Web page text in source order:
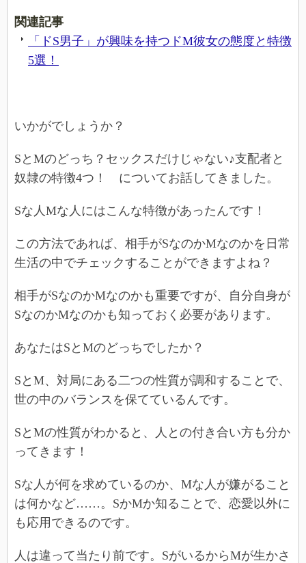
関連記事
「ドS男子」が興味を持つドM彼女の態度と特徴
5選！
いかがでしょうか？
SとMのどっち？セックスだけじゃない♪支配者と
奴隷の特徴4つ！ についてお話してきました。
Sな人Mな人にはこんな特徴があったんです！
この方法であれば、相手がSなのかMなのかを日常
生活の中でチェックすることができますよね？
相手がSなのかMなのかも重要ですが、自分自身が
SなのかMなのかも知っておく必要があります。
あなたはSとMのどっちでしたか？
SとM、対局にある二つの性質が調和することで、
世の中のバランスを保てているんです。
SとMの性質がわかると、人との付き合い方も分か
ってきます！
Sな人が何を求めているのか、Mな人が嫌がること
は何かなど……。SかMか知ることで、恋愛以外に
も応用できるのです。
人は違って当たり前です。SがいるからMが生かさ